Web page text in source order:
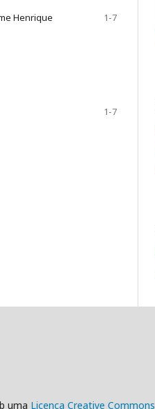
Henrique
1-7
1-7
uma Licença Creative Commons